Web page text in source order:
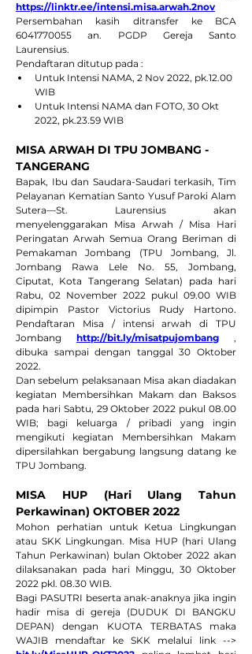
https://linktr.ee/intensi.misa.arwah.2nov
Persembahan kasih ditransfer ke BCA
6041770055 an. PGDP Gereja Santo
Laurensius.
Pendaftaran ditutup pada :
Untuk Intensi NAMA, 2 Nov 2022, pk.12.00
WIB
Untuk Intensi NAMA dan FOTO, 30 Okt
2022, pk.23.59 WIB
MISA ARWAH DI TPU JOMBANG -
TANGERANG
Bapak, Ibu dan Saudara-Saudari terkasih, Tim
Pelayanan Kematian Santo Yusuf Paroki Alam
Sutera—St. Laurensius akan
menyelenggarakan Misa Arwah / Misa Hari
Peringatan Arwah Semua Orang Beriman di
Pemakaman Jombang (TPU Jombang, Jl.
Jombang Rawa Lele No. 55, Jombang,
Ciputat, Kota Tangerang Selatan) pada hari
Rabu, 02 November 2022 pukul 09.00 WIB
dipimpin Pastor Victorius Rudy Hartono.
Pendaftaran Misa / intensi arwah di TPU
Jombang http://bit.ly/misatpujombang ,
dibuka sampai dengan tanggal 30 Oktober
2022.
Dan sebelum pelaksanaan Misa akan diadakan
kegiatan Membersihkan Makam dan Baksos
pada hari Sabtu, 29 Oktober 2022 pukul 08.00
WIB; bagi keluarga / pribadi yang ingin
mengikuti kegiatan Membersihkan Makam
dipersilahkan bergabung langsung datang ke
TPU Jombang.
MISA HUP (Hari Ulang Tahun
Perkawinan) OKTOBER 2022
Mohon perhatian untuk Ketua Lingkungan
atau SKK Lingkungan. Misa HUP (hari Ulang
Tahun Perkawinan) bulan Oktober 2022 akan
dilaksanakan pada hari Minggu, 30 Oktober
2022 pkl. 08.30 WIB.
Bagi PASUTRI beserta anak-anaknya jika ingin
hadir misa di gereja (DUDUK DI BANGKU
DEPAN) dengan KUOTA TERBATAS maka